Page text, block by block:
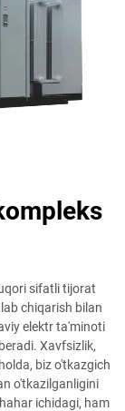
sifatli tijorat
chiqarish bilan
elektr ta'minoti
Xavfsizlik,
biz o'tkazgich
o'tkazilganligini
ichidagi, ham